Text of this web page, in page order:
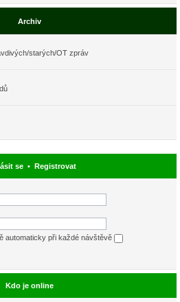
Archiv
starých/OT zpráv
se• Registrovat
automaticky při každé návštěvě
Kdo je online